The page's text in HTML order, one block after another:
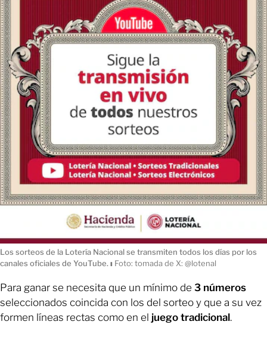
Los sorteos de la Lotería Nacional se transmiten todos los días por los
canales oficiales de YouTube. ı Foto: tomada de X: @lotenal
Para ganar se necesita que un mínimo de 3 números
seleccionados coincida con los del sorteo y que a su vez
formen líneas rectas como en el juego tradicional.